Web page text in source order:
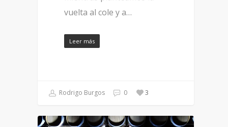
vuelta al cole y a…
Leer más
Rodrigo Burgos 0 3